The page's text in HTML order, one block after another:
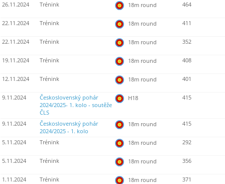
26.11.2024 Trénink 18m round 464
22.11.2024 Trénink 18m round 411
22.11.2024 Trénink 18m round 352
19.11.2024 Trénink 18m round 408
12.11.2024 Trénink 18m round 401
9.11.2024
Československý pohár
2024/2025- 1. kolo - soutěže
ČLS
H18 415
9.11.2024
Československý pohár
2024/2025 - 1. kolo
18m round 415
5.11.2024 Trénink 18m round 292
5.11.2024 Trénink 18m round 356
1.11.2024 Trénink 18m round 371